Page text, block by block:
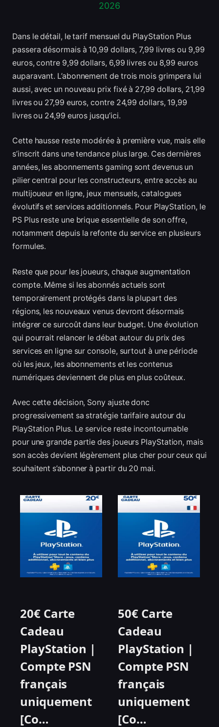
2026
Dans le détail, le tarif mensuel du PlayStation Plus
passera désormais à 10,99 dollars, 7,99 livres ou 9,99
euros, contre 9,99 dollars, 6,99 livres ou 8,99 euros
auparavant. L’abonnement de trois mois grimpera lui
aussi, avec un nouveau prix fixé à 27,99 dollars, 21,99
livres ou 27,99 euros, contre 24,99 dollars, 19,99
livres ou 24,99 euros jusqu’ici.
Cette hausse reste modérée à première vue, mais elle
s’inscrit dans une tendance plus large. Ces dernières
années, les abonnements gaming sont devenus un
pilier central pour les constructeurs, entre accès au
multijoueur en ligne, jeux mensuels, catalogues
évolutifs et services additionnels. Pour PlayStation, le
PS Plus reste une brique essentielle de son offre,
notamment depuis la refonte du service en plusieurs
formules.
Reste que pour les joueurs, chaque augmentation
compte. Même si les abonnés actuels sont
temporairement protégés dans la plupart des
régions, les nouveaux venus devront désormais
intégrer ce surcoût dans leur budget. Une évolution
qui pourrait relancer le débat autour du prix des
services en ligne sur console, surtout à une période
où les jeux, les abonnements et les contenus
numériques deviennent de plus en plus coûteux.
Avec cette décision, Sony ajuste donc
progressivement sa stratégie tarifaire autour du
PlayStation Plus. Le service reste incontournable
pour une grande partie des joueurs PlayStation, mais
son accès devient légèrement plus cher pour ceux qui
souhaitent s’abonner à partir du 20 mai.
20€ Carte
Cadeau
PlayStation |
Compte PSN
français
uniquement
[Co…
50€ Carte
Cadeau
PlayStation |
Compte PSN
français
uniquement
[Co…